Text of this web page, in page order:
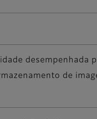
desempenhada
de